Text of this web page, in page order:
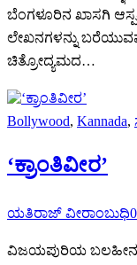
ಬೆಂಗಳೂರಿನ ಖಾಸಗಿ
ಲೇಖನಗಳನ್ನು
ಚಿತ್ರೋದ್ಯಮದ…
Bollywood, Kannada,
‘ಕ್ರಾಂತಿವೀರ’
ಯತಿರಾಜ್ ವೀರಾಂಬುಧಿ
ವಿಜಯಪುರಿಯ ಬಲಹೀನ